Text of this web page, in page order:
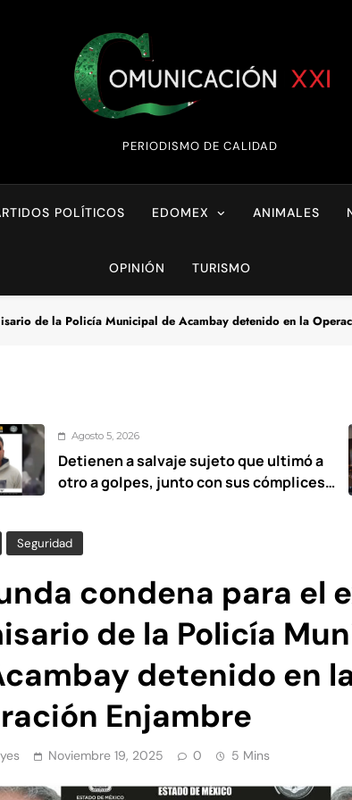
Comunicación
PERIODISMO DE CALIDAD
POLÍTICOS EDOMEX ANIMALES
OPINIÓN TURISMO
de la Policía Municipal de Acambay detenido en la
a salvaje sujeto que ultimó a
junto con sus cómplices
Seguridad
condena para el
de la Policía
detenido en
Enjambre
Noviembre 19, 2025 0 5 Mins